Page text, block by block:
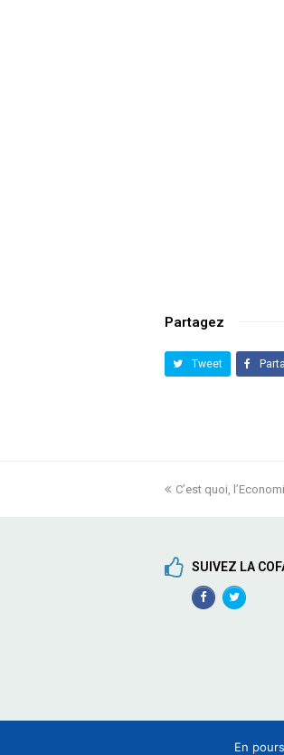
Partagez
Tweet
previous
C’est quoi,
SUIVEZ LA
Facebook
En